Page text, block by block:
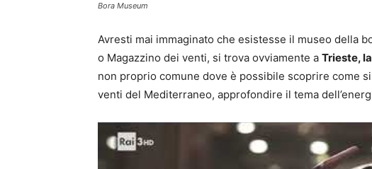
Bora Museum
Avresti mai immaginato che esistesse il museo della
o Magazzino dei venti, si trova ovviamente a Trieste,
non proprio comune dove è possibile scoprire come
venti del Mediterraneo, approfondire il tema